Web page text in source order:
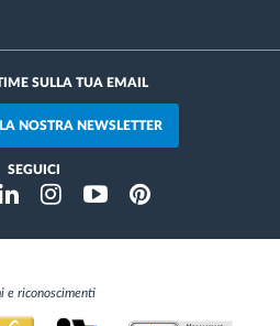
SULLA TUA EMAIL
NOSTRA NEWSLETTER
SEGUICI
InstragramYoutubePinterest
e riconoscimenti